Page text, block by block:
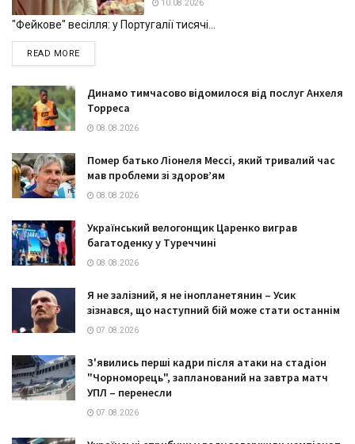
10.08.2026
"Фейкове" весілля: у Португалії тисячі...
READ MOREDETAILS
Динамо тимчасово відомилося від послуг Анхеля
Торреса
08.08.2026
Помер батько Ліонеля Мессі, який тривалий час
мав проблеми зі здоров’ям
08.08.2026
Український велогонщик Царенко виграв
багатоденку у Туреччині
08.08.2026
Я не залізний, я не інопланетянин – Усик
зізнався, що наступний бій може стати останнім
07.08.2026
З'явились перші кадри після атаки на стадіон
"Чорноморець", запланований на завтра матч
УПЛ – перенесли
07.08.2026